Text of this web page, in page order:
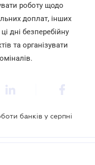
роботу щодо
доплат, інших
дні безперебійну
та організувати
банків у серпні